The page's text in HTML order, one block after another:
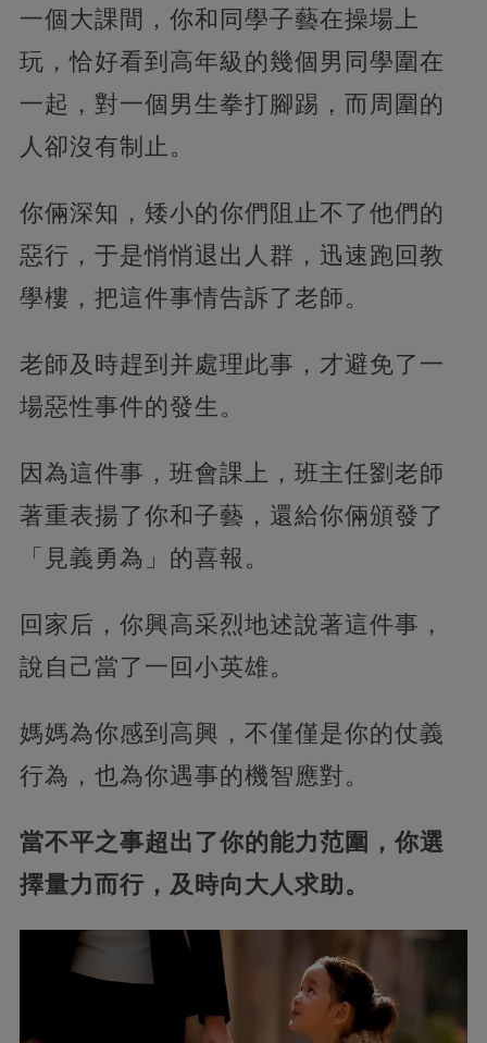
一個大課間，你和同學子藝在操場上
玩，恰好看到高年級的幾個男同學圍在
一起，對一個男生拳打腳踢，而周圍的
人卻沒有制止。
你倆深知，矮小的你們阻止不了他們的
惡行，于是悄悄退出人群，迅速跑回教
學樓，把這件事情告訴了老師。
老師及時趕到并處理此事，才避免了一
場惡性事件的發生。
因為這件事，班會課上，班主任劉老師
著重表揚了你和子藝，還給你倆頒發了
「見義勇為」的喜報。
回家后，你興高采烈地述說著這件事，
說自己當了一回小英雄。
媽媽為你感到高興，不僅僅是你的仗義
行為，也為你遇事的機智應對。
當不平之事超出了你的能力范圍，你選
擇量力而行，及時向大人求助。